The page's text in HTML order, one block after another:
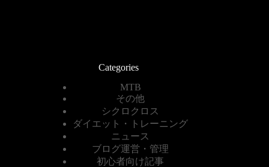
Categories
MTB
その他
シクロクロス
ダイエット・トレーニング
ニュース
ブログ運営・管理
初心者向け記事